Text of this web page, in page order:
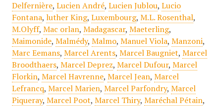
Delfernière, Lucien André, Lucien Jublou, Lucio
Fontana, luther King, Luxembourg, M.L. Rosenthal,
M.Olyff, Mac orlan, Madagascar, Maeterling,
Maimonide, Malmédy, Malmo, Manuel Viola, Manzoni,
Marc Eemans, Marcel Arents, Marcel Baugniet, Marcel
Broodthaers, Marcel Deprez, Marcel Dufour, Marcel
Florkin, Marcel Havrenne, Marcel Jean, Marcel
Lefrancq, Marcel Marien, Marcel Parfondry, Marcel
Piqueray, Marcel Poot, Marcel Thiry, Maréchal Pétain,